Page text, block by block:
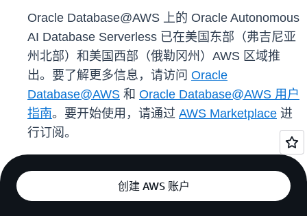
Oracle Database@AWS 上的 Oracle Autonomous
AI Database Serverless 已在美国东部（弗吉尼亚
州北部）和美国西部（俄勒冈州）AWS 区域推
出。要了解更多信息，请访问 Oracle
Database@AWS 和 Oracle Database@AWS 用户
指南。要开始使用，请通过 AWS Marketplace 进
行订阅。
创建 AWS 账户